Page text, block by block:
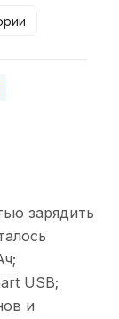
зарядить
USB;
и